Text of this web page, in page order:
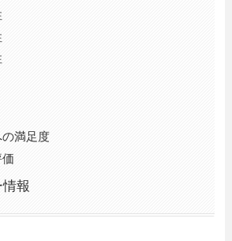
満足度
報